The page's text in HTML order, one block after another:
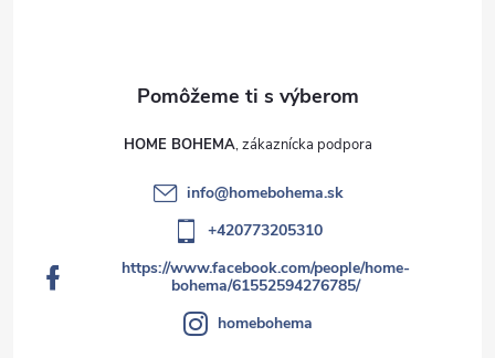
HOME BOHEMA
info@homebohema.sk
+420773205310
https://www.facebook.com/people/home-
bohema/61552594276785/
homebohema